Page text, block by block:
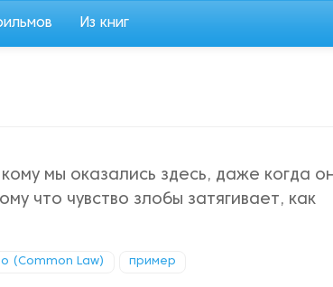
Из книг
мы оказались здесь, даже когда
что чувство злобы затягивает, как
(Common Law) пример